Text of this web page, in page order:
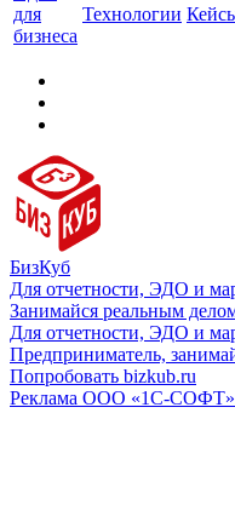
для
бизнеса
Технологии
БизКуб
Для отчетности, ЭДО и
Занимайся реальным
Для отчетности, ЭДО и
Предприниматель,
Попробовать bizkub.ru
Реклама ООО «1С-